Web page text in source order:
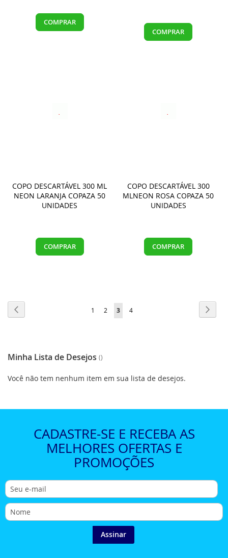
COMPRAR
COMPRAR
COPO DESCARTÁVEL 300 ML
NEON LARANJA COPAZA 50
UNIDADES
COMPRAR
COPO DESCARTÁVEL 300
MLNEON ROSA COPAZA 50
UNIDADES
COMPRAR
Página
Página
1 Página
2
Você
3 Página
4
Minha Lista de Desejos
Você não tem nenhum item em sua lista de desejos.
CADASTRE-SE E RECEBA AS
MELHORES OFERTAS E
PROMOÇÕES
Assinar